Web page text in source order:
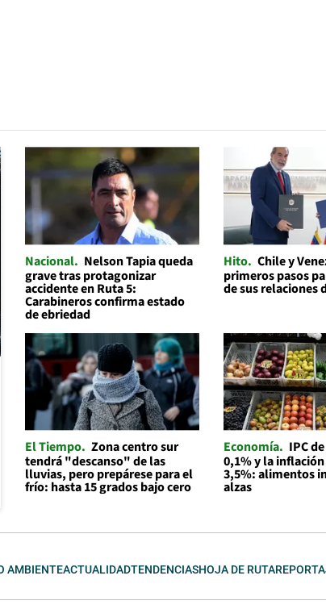
Nacional
Nelson Tapia queda
grave tras protagonizar
accidente en Ruta 5:
Carabineros confirma estado
de ebriedad
Hito Chile y
primeros pasos
de sus relaciones
El Tiempo Zona centro sur
tendrá "descanso" de las
lluvias, pero prepárese para el
frío: hasta 15 grados bajo cero
Economía IPC
0,1% y la
3,5%: alimentos
alzas
AMBIENTEACTUALIDADTENDENCIASHOJA DE RUTA